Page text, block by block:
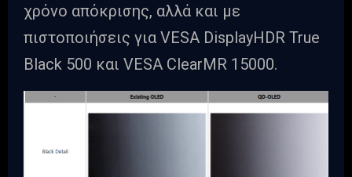
χρόνο απόκρισης, αλλά και με
πιστοποιήσεις για VESA DisplayHDR True
Black 500 και VESA ClearMR 15000.